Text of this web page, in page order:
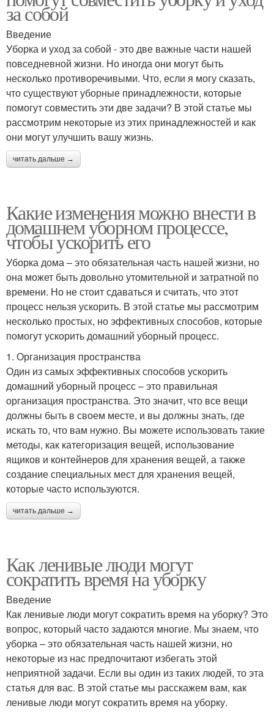
за собой
Введение
Уборка и уход за собой - это две важные части нашей
повседневной жизни. Но иногда они могут быть
несколько противоречивыми. Что, если я могу сказать,
что существуют уборные принадлежности, которые
помогут совместить эти две задачи? В этой статье мы
рассмотрим некоторые из этих принадлежностей и как
они могут улучшить вашу жизнь.
читать дальше →
Какие изменения можно внести в
домашнем уборном процессе,
чтобы ускорить его
Уборка дома – это обязательная часть нашей жизни, но
она может быть довольно утомительной и затратной по
времени. Но не стоит сдаваться и считать, что этот
процесс нельзя ускорить. В этой статье мы рассмотрим
несколько простых, но эффективных способов, которые
помогут ускорить домашний уборный процесс.
1. Организация пространства
Один из самых эффективных способов ускорить
домашний уборный процесс – это правильная
организация пространства. Это значит, что все вещи
должны быть в своем месте, и вы должны знать, где
искать то, что вам нужно. Вы можете использовать такие
методы, как категоризация вещей, использование
ящиков и контейнеров для хранения вещей, а также
создание специальных мест для хранения вещей,
которые часто используются.
читать дальше →
Как ленивые люди могут
сократить время на уборку
Введение
Как ленивые люди могут сократить время на уборку? Это
вопрос, который часто задаются многие. Мы знаем, что
уборка – это обязательная часть нашей жизни, но
некоторые из нас предпочитают избегать этой
неприятной задачи. Если вы один из таких людей, то эта
статья для вас. В этой статье мы расскажем вам, как
ленивые люди могут сократить время на уборку.